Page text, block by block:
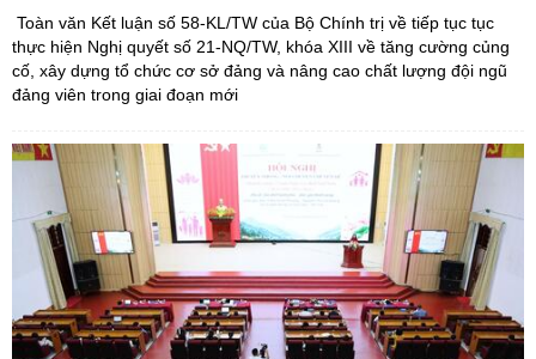
Toàn văn Kết luận số 58-KL/TW của Bộ Chính trị về tiếp tục tục
thực hiện Nghị quyết số 21-NQ/TW, khóa XIII về tăng cường củng
cố, xây dựng tổ chức cơ sở đảng và nâng cao chất lượng đội ngũ
đảng viên trong giai đoạn mới